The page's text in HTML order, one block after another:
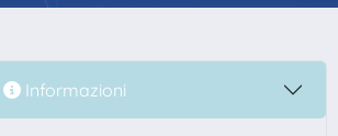
Informazioni